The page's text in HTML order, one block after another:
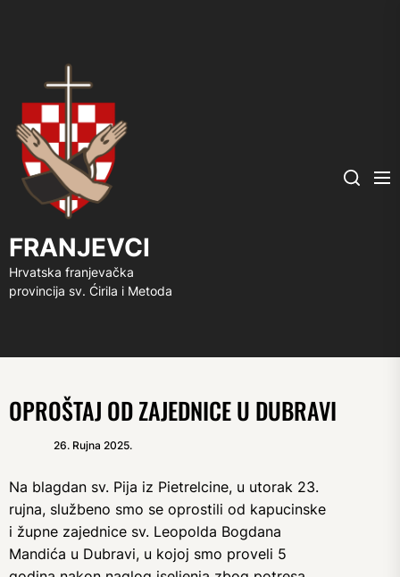
FRANJEVCI
Hrvatska franjevačka
provincija sv. Ćirila i Metoda
Search
OPROŠTAJ OD ZAJEDNICE U DUBRAVI
26. Rujna 2025.
Na blagdan sv. Pija iz Pietrelcine, u utorak 23.
rujna, službeno smo se oprostili od kapucinske
i župne zajednice sv. Leopolda Bogdana
Mandića u Dubravi, u kojoj smo proveli 5